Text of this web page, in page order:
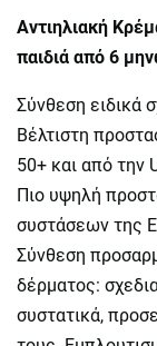
Αντιηλιακή
παιδιά από 6
Σύνθεση ειδικά
Βέλτιστη
50+ και από την
Πιο υψηλή
συστάσεων της
Σύνθεση
δέρματος:
συστατικά,